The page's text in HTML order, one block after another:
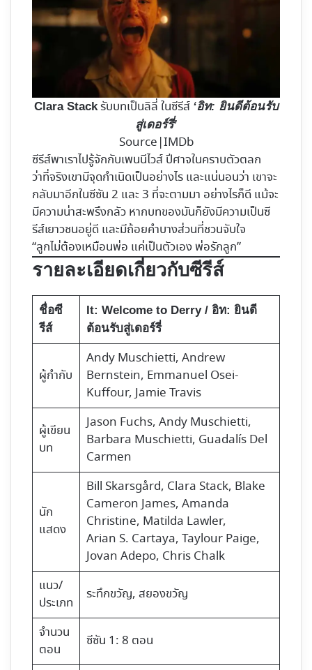
Clara Stackรับบทเป็นลิลี่ ในซีรีส์ ‘อิท: ยินดีต้อนรับ
สู่เดอร์รี่’
Source|IMDb
ซีรีส์พาเราไปรู้จักกับเพนนีไวส์ ปีศาจในคราบตัวตลก
ว่าที่จริงเขามีจุดกำเนิดเป็นอย่างไร และแน่นอนว่า เขาจะ
กลับมาอีกในซีซัน 2 และ 3 ที่จะตามมา อย่างไรก็ดี แม้จะ
มีความน่าสะพรึงกลัว หากบทของมันก็ยังมีความเป็นซี
รีส์เยาวชนอยู่ดี และมีถ้อยคำบางส่วนที่ชวนจับใจ
“ลูกไม่ต้องเหมือนพ่อ แค่เป็นตัวเอง พ่อรักลูก”
รายละเอียดเกี่ยวกับซีรีส์
ชื่อซี
รีส์
It: Welcome to Derry / อิท: ยินดี
ต้อนรับสู่เดอร์รี่
ผู้กำกับ
Andy Muschietti, Andrew
Bernstein, Emmanuel Osei-
Kuffour, Jamie Travis
ผู้เขียน
บท
Jason Fuchs, Andy Muschietti,
Barbara Muschietti, Guadalís Del
Carmen
นัก
แสดง
Bill Skarsgård, Clara Stack, Blake
Cameron James, Amanda
Christine, Matilda Lawler,
Arian S. Cartaya, Taylour Paige,
Jovan Adepo, Chris Chalk
แนว/
ประเภท
ระทึกขวัญ, สยองขวัญ
จำนวน
ตอน
ซีซัน 1: 8 ตอน